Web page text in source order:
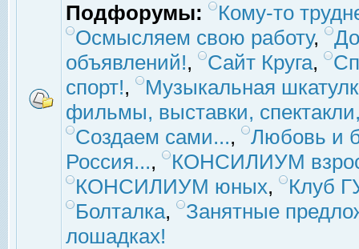
Подфорумы:
Кому-то
Осмысляем свою работу,
объявлений!, Сайт Круга,
спорт!,
Музыкальная
фильмы, выставки,
Создаем сами...,
Любовь и
Россия...,
КОНСИЛИУМ
КОНСИЛИУМ юных,
Клуб
Болталка,
Занятные
лошадках!